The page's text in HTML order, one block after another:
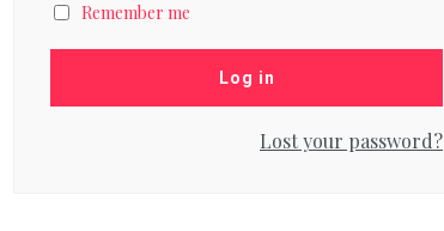
Remember me
Log in
Lost your password?